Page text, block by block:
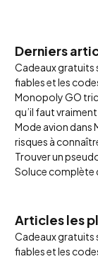
Derniers
Cadeaux gratuits
fiables et les
Monopoly GO
qu’il faut
Mode avion dans
risques à
Trouver un
Soluce complète
Articles les
Cadeaux gratuits
fiables et les